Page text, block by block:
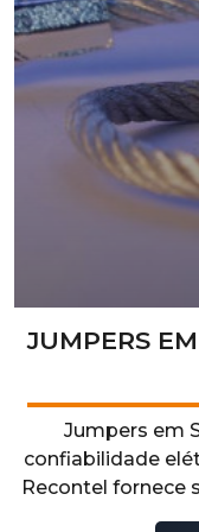
JUMPERS
Jumpers em
confiabilidade
Recontel fornece
seguras e